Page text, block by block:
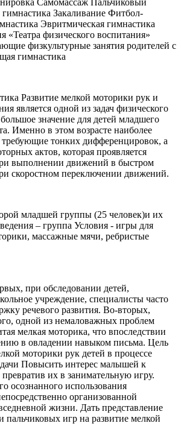
Закаливание Фитбол-
Эвритмическая гимнастика
«Театра физического воспитания»
физкультурные занятия родителей с
гимнастика
Развитие мелкой моторики рук и
является одной из задач физического
значение для детей младшего
Именно в этом возрасте наиболее
тонких дифференцировок, а
актов, которая проявляется
выполнении движений в быстром
скоростном переключении движений.
младшей группы (25 человек)и их
– группа Условия - игры для
массажные мячи, ребристые
при обследовании детей,
учреждение, специалисты часто
речевого развития. Во-вторых,
одной из немаловажных проблем
мелкая моторика, что впоследствии
в овладении навыком письма. Цель
моторики рук детей в процессе
Повысить интерес малышей к
их в занимательную игру.
осознанного использования
организованной
жизни. Дать представление
пальчиковых игр на развитие мелкой